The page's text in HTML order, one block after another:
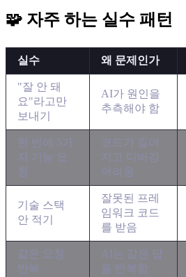
🧩 자주 하는 실수 패턴
실수 왜 문제인가
"잘 안 돼
요"라고만
보내기
AI가 원인을
추측해야 함
한 번에 5가
지 기능 요
청
코드가 길어
지고 디버깅
어려움
기술 스택
안 적기
잘못된 프레
임워크 코드
를 받음
같은 요청
반복
AI는 같은 답
을 반복함